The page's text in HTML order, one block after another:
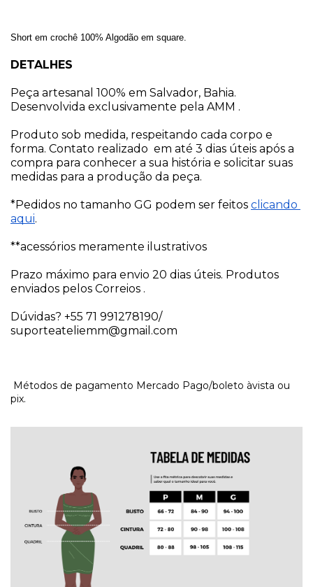
Short em crochê 100% Algodão em square.
DETALHES
Peça artesanal 100% em Salvador, Bahia.
Desenvolvida exclusivamente pela AMM .
Produto sob medida, respeitando cada corpo e
forma. Contato realizado  em até 3 dias úteis após a
compra para conhecer a sua história e solicitar suas
medidas para a produção da peça.
*Pedidos no tamanho GG podem ser feitos clicando
aqui.
**acessórios meramente ilustrativos
Prazo máximo para envio 20 dias úteis. Produtos
enviados pelos Correios .
Dúvidas? +55 71 991278190/
suporteateliemm@gmail.com
Métodos de pagamento Mercado Pago/boleto àvista ou
pix.